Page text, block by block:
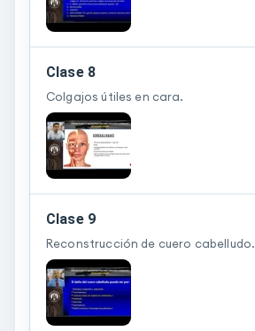
Clase 8
Colgajos útiles en cara.
Clase 9
Reconstrucción de cuero cabelludo.